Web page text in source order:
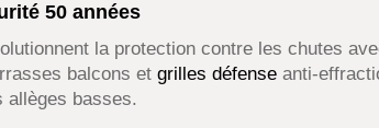
50 années
la protection contre les chutes
balcons et grilles défense anti-
allèges basses.